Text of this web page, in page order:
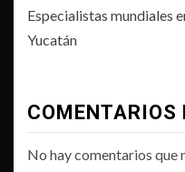
Especialistas mundiales
Yucatán
COMENTARIOS
No hay comentarios que